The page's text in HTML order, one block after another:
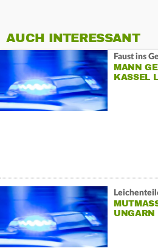
AUCH INTERESSANT
Faust ins
MANN
KASSEL
NGARN